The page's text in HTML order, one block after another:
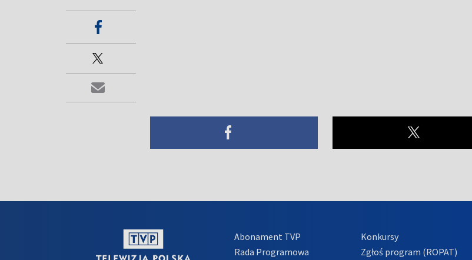
Abonament TVP
Rada Programowa
Konkursy
Zgłoś program (ROPAT)